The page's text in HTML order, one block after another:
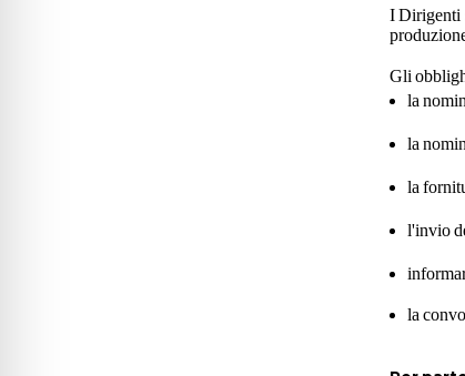
I Dirigenti
Gli
la
la
la
l'invio
la